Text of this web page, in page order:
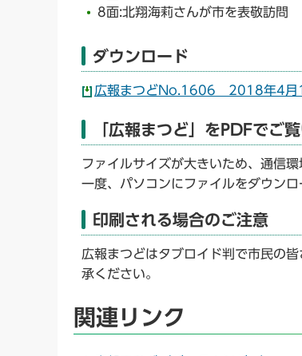
8面:北翔海莉さんが市を表敬訪問
ダウンロード
広報まつどNo.1606 2018年4月1
「広報まつど」をPDFでご
ファイルサイズが大きいため、通信
一度、パソコンにファイルをダウン
印刷される場合のご注意
広報まつどはタブロイド判で市民の
承ください。
関連リンク